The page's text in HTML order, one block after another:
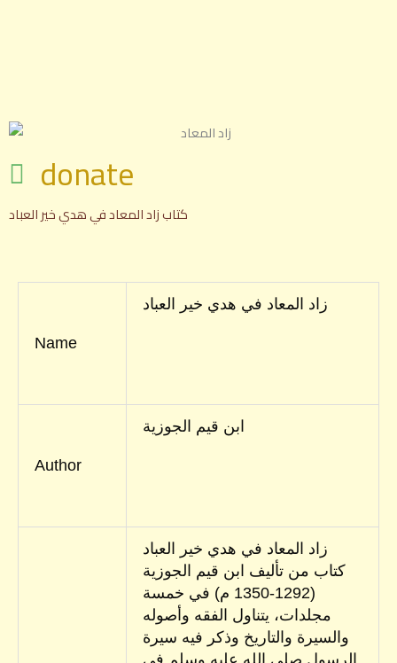
donate
كتاب زاد المعاد في هدي خير العباد
Name
زاد المعاد في هدي خير العباد
Author
ابن قيم الجوزية
زاد المعاد في هدي خير العباد
كتاب من تأليف ابن قيم الجوزية
(1292-1350 م) في خمسة
مجلدات، يتناول الفقه وأصوله
والسيرة والتاريخ وذكر فيه سيرة